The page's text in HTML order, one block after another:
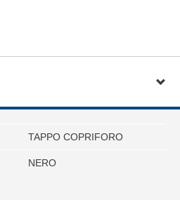
TAPPO COPRIFORO
NERO